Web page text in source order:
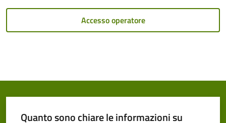
gli
Accesso operatore
Quanto sono chiare le informazioni su